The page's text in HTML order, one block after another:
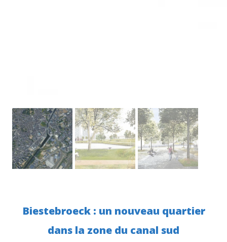
Biestebroeck: un nouveau quartier
dans la zone du canal sud